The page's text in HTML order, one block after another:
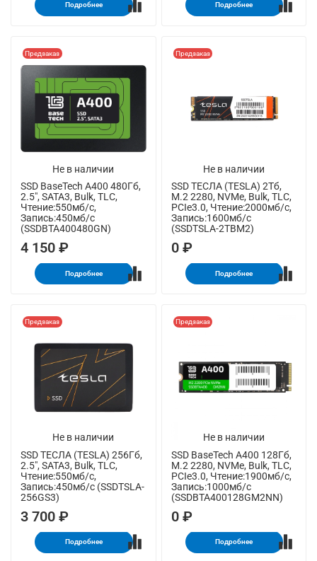
Подробнее Подробнее
Не в наличии
Предзаказ
SSD BaseTech A400 480Гб,
2.5", SATA3, Bulk, TLC,
Чтение:550мб/с,
Запись:450мб/с
(SSDBTA400480GN)
4 150 ₽
Подробнее
Не в наличии
Предзаказ
SSD ТЕСЛА (TESLA) 2Тб,
M.2 2280, NVMe, Bulk, TLC,
PCIe3.0, Чтение:2000мб/с,
Запись:1600мб/с
(SSDTSLA-2TBM2)
0 ₽
Подробнее
Не в наличии
Предзаказ
SSD ТЕСЛА (TESLA) 256Гб,
2.5", SATA3, Bulk, TLC,
Чтение:550мб/с,
Запись:450мб/с (SSDTSLA-
256GS3)
3 700 ₽
Подробнее
Не в наличии
Предзаказ
SSD BaseTech A400 128Гб,
M.2 2280, NVMe, Bulk, TLC,
PCIe3.0, Чтение:1900мб/с,
Запись:1000мб/с
(SSDBTA400128GM2NN)
0 ₽
Подробнее